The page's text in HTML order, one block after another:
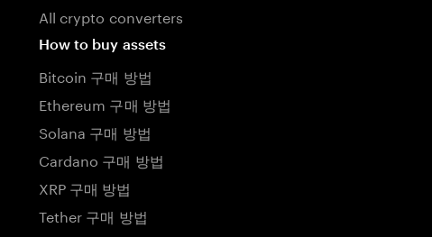
All crypto converters
How to buy assets
Bitcoin 구매 방법
Ethereum 구매 방법
Solana 구매 방법
Cardano 구매 방법
XRP 구매 방법
Tether 구매 방법